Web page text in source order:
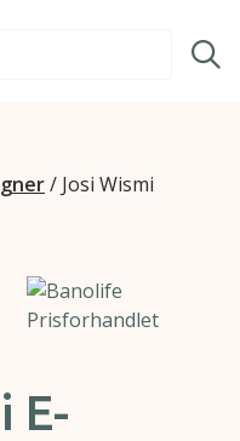
/ Josi Wismi
E-